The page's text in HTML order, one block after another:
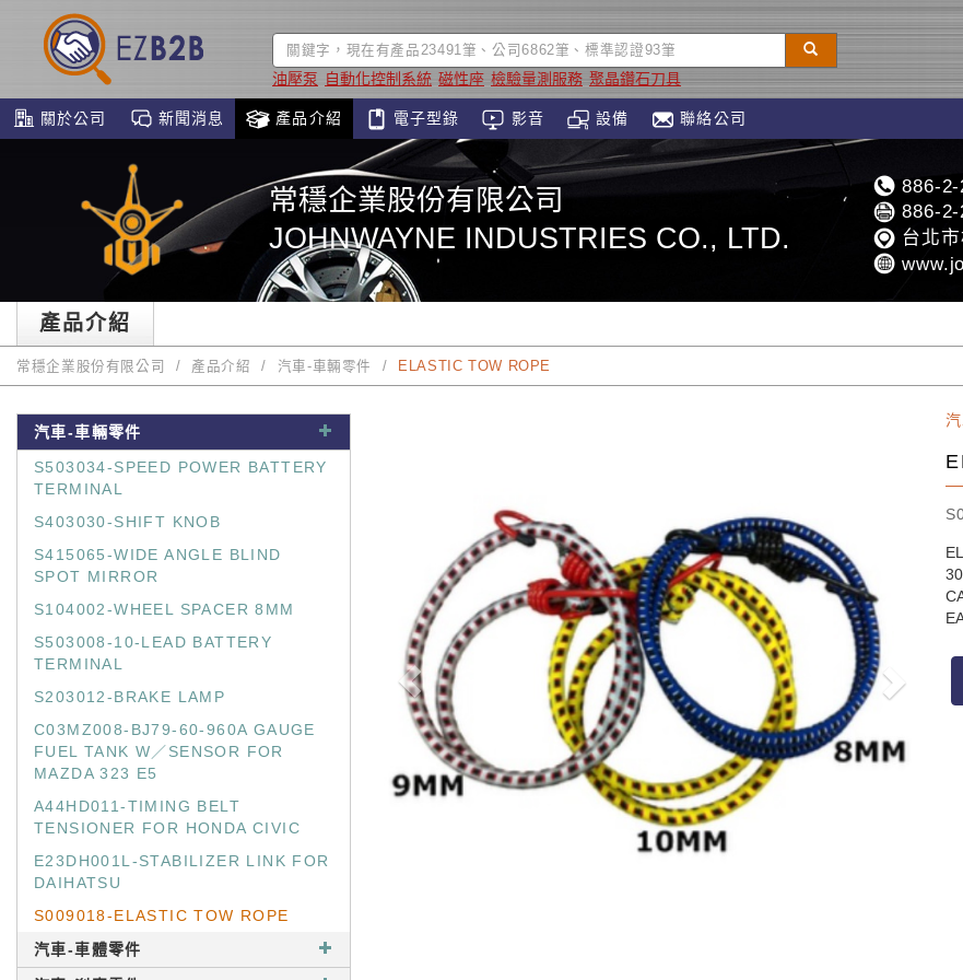
油壓泵 自動化控制系統 磁性座 檢驗量測服務 聚晶鑽石刀具
關於公司 新聞消息 產品介紹 電子型錄 影音 設備 聯絡公司
常穩企業股份有限公司
JOHNWAYNE INDUSTRIES CO., LTD.
886-2-
886-2-
台北
產品介紹
常穩企業股份有限公司 產品介紹 汽車-車輛零件 ELASTIC TOW ROPE
汽車-車輛零件
S503034-SPEED POWER BATTERY
TERMINAL
S403030-SHIFT KNOB
S415065-WIDE ANGLE BLIND
SPOT MIRROR
S104002-WHEEL SPACER 8MM
S503008-10-LEAD BATTERY
TERMINAL
S203012-BRAKE LAMP
C03MZ008-BJ79-60-960A GAUGE
FUEL TANK W／SENSOR FOR
MAZDA 323 E5
A44HD011-TIMING BELT
TENSIONER FOR HONDA CIVIC
E23DH001L-STABILIZER LINK FOR
DAIHATSU
S009018-ELASTIC TOW ROPE
汽車-車體零件